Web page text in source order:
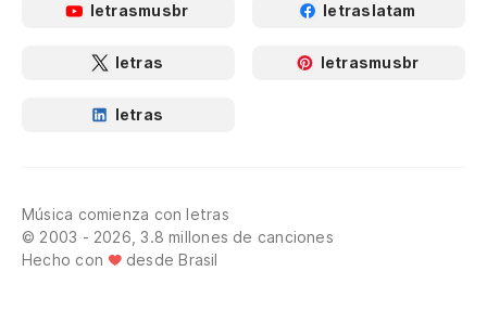
letrasmusbr letraslatam
letras letrasmusbr
letras
Música comienza con letras
© 2003 - 2026, 3.8 millones de canciones
Hecho con
desde Brasil